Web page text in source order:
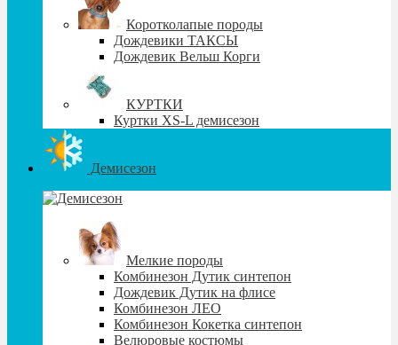
Коротколапые породы
Дождевики ТАКСЫ
Дождевик Вельш Корги
КУРТКИ
Куртки XS-L демисезон
Демисезон
Мелкие породы
Комбинезон Дутик синтепон
Дождевик Дутик на флисе
Комбинезон ЛЕО
Комбинезон Кокетка синтепон
Велюровые костюмы